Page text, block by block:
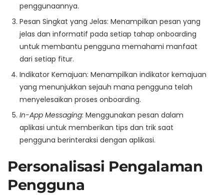
penggunaannya.
Pesan Singkat yang Jelas: Menampilkan pesan yang
jelas dan informatif pada setiap tahap onboarding
untuk membantu pengguna memahami manfaat
dari setiap fitur.
Indikator Kemajuan: Menampilkan indikator kemajuan
yang menunjukkan sejauh mana pengguna telah
menyelesaikan proses onboarding.
In-App Messaging: Menggunakan pesan dalam
aplikasi untuk memberikan tips dan trik saat
pengguna berinteraksi dengan aplikasi.
Personalisasi Pengalaman
Pengguna